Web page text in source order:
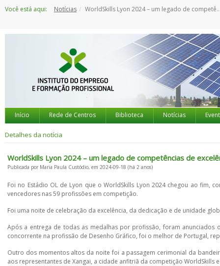
paraVocê está aqui: Notícias WorldSkills Lyon 2024 – um legado de competências de excelência
Início Rede de Centros Biblioteca Notícias
Detalhes da notícia
WorldSkills Lyon 2024 – um legado de competências de
Publicada por Maria Paula Custódio, em 2024-09-18 (há 2 anos)
Foi no Estádio OL de Lyon que o WorldSkills Lyon 2024 chegou ao fim,
vencedores nas 59 profissões em competição.
Foi uma noite de celebração da excelência, da dedicação e de unidade
Após a entrega de todas as medalhas por profissão, foram anunciados
concorrente na profissão de Desenho Gráfico, foi o melhor de Portugal,
Outro dos momentos altos da noite foi a passagem cerimonial da
aos representantes de Xangai, a cidade anfitriã da competição